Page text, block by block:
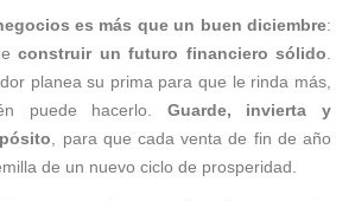
es más que un buen diciembre:
construir un futuro financiero sólido
planea su prima para que le rinda más,
puede hacerlo. Guarde, invierta y
, para que cada venta de fin de año
de un nuevo ciclo de prosperidad.